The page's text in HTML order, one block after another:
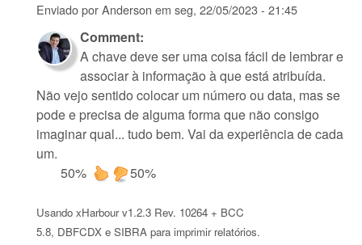
Enviado porAnderson em seg, 22/05/2023 - 21:45
Comment:
A chave deve ser uma coisa fácil de lembrar e
associar à informação à que está atribuída.
Não vejo sentido colocar um número ou data, mas se
pode e precisa de alguma forma que não consigo
imaginar qual... tudo bem. Vai da experiência de cada
um.
50%
50%
Usando xHarbour v1.2.3 Rev. 10264 + BCC
5.8, DBFCDX e SIBRA para imprimir relatórios.